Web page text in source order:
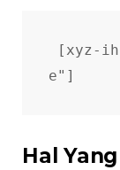
[xyz-
e"]
Hal